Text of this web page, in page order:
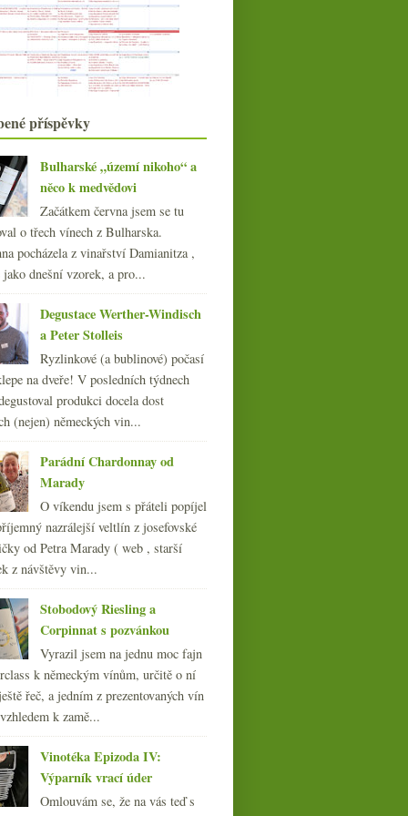
Parádní Mosela v podání
Immich-Batterieberg
Renaissance Sauvignon Blanc od
Romana Fabiga
Krásný mladý Riesling od
Ratzenbergera
Chutná červená Rhôna s Coup de
srpna(17)
července(15)
června(22)
května(21)
dubna(20)
března(23)
února(20)
ledna(20)
(239)
(238)
(240)
(240)
(250)
(251)
(254)
(249)
(254)
(252)
(249)
(249)
(270)
(108)
příspěvky
Bulharské „území nikoho“ a
něco k medvědovi
Začátkem června jsem se tu
o třech vínech z Bulharska.
pocházela z vinařství Damianitza ,
jako dnešní vzorek, a pro...
Degustace Werther-Windisch
a Peter Stolleis
Ryzlinkové (a bublinové) počasí
na dveře! V posledních týdnech
produkci docela dost
(nejen) německých vin...
Parádní Chardonnay od
Marady
O víkendu jsem s přáteli popíjel
nazrálejší veltlín z josefovské
od Petra Marady ( web , starší
z návštěvy vin...
Stobodový Riesling a
Corpinnat s pozvánkou
Vyrazil jsem na jednu moc fajn
k německým vínům, určitě o ní
řeč, a jedním z prezentovaných vín
k zamě...
Vinotéka Epizoda IV:
Výparník vrací úder
Omlouvám se, že na vás teď s